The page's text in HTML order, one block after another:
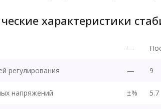
характеристики
—
регулирования — 9
напряжений ±% 5.7